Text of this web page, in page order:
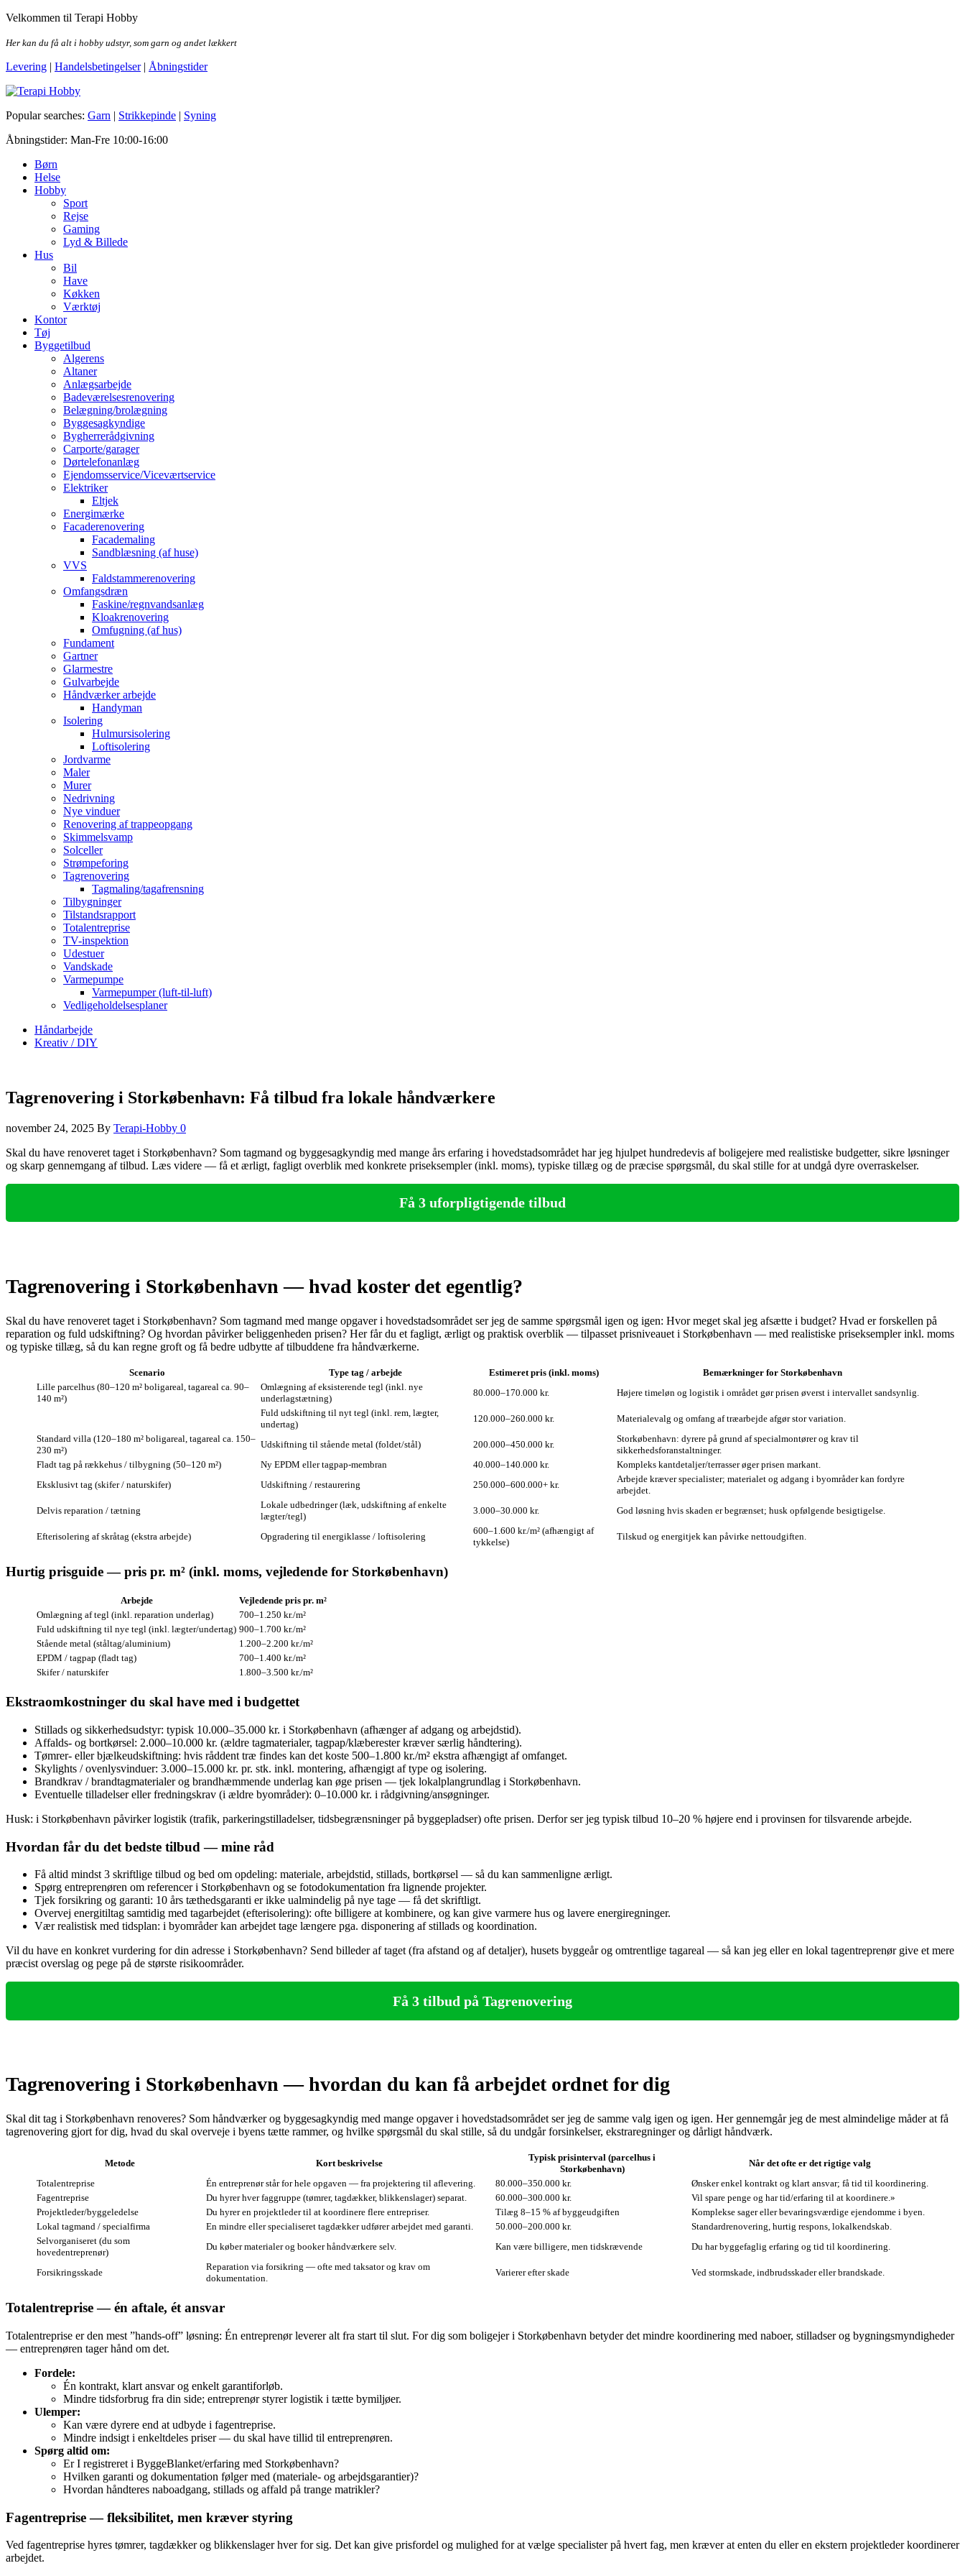
Skip
the
Velkommen til Terapi Hobby
Her kan du få alt i hobby udstyr, som garn og andet lækkert
Levering | Handelsbetingelser| Åbningstider
Terapi Hobby
Popular searches: Garn | Strikkepinde | Syning
Åbningstider: Man-Fre 10:00-16:00
Børn
Helse
Hobby
Sport
Rejse
Gaming
Lyd & Billede
Hus
Bil
Have
Køkken
Værktøj
Kontor
Tøj
Byggetilbud
Algerens
Altaner
Anlægsarbejde
Badeværelsesrenovering
Belægning/brolægning
Byggesagkyndige
Bygherrerådgivning
Carporte/garager
Dørtelefonanlæg
Ejendomsservice/Viceværtservice
Elektriker
Eltjek
Energimærke
Facaderenovering
Facademaling
Sandblæsning (af huse)
VVS
Faldstammerenovering
Omfangsdræn
Faskine/regnvandsanlæg
Kloakrenovering
Omfugning (af hus)
Fundament
Gartner
Glarmestre
Gulvarbejde
Håndværker arbejde
Handyman
Isolering
Hulmursisolering
Loftisolering
Jordvarme
Maler
Murer
Nedrivning
Nye vinduer
Renovering af trappeopgang
Skimmelsvamp
Solceller
Strømpeforing
Tagrenovering
Tagmaling/tagafrensning
Tilbygninger
Tilstandsrapport
Totalentreprise
TV-inspektion
Udestuer
Vandskade
Varmepumpe
Varmepumper (luft-til-luft)
Vedligeholdelsesplaner
Håndarbejde
Kreativ / DIY
Tagrenovering i Storkøbenhavn: Få tilbud fra lokale håndværkere
november 24, 2025 By Terapi-Hobby 0
Skal du have renoveret taget i Storkøbenhavn? Som tagmand og byggesagkyndig med mange års erfaring i hovedstadsområdet har jeg hjulpet hundredevis af boligejere med realistiske budgetter, sikre løsninger
og skarp gennemgang af tilbud. Læs videre — få et ærligt, fagligt overblik med konkrete priseksempler (inkl. moms), typiske tillæg og de præcise spørgsmål, du skal stille for at undgå dyre overraskelser.
Få 3 uforpligtigende tilbud
Tagrenovering i Storkøbenhavn — hvad koster det egentlig?
Skal du have renoveret taget i Storkøbenhavn? Som tagmand med mange opgaver i hovedstadsområdet ser jeg de samme spørgsmål igen og igen: Hvor meget skal jeg afsætte i budget? Hvad er forskellen på
reparation og fuld udskiftning? Og hvordan påvirker beliggenheden prisen? Her får du et fagligt, ærligt og praktisk overblik — tilpasset prisniveauet i Storkøbenhavn — med realistiske priseksempler inkl. moms
og typiske tillæg, så du kan regne groft og få bedre udbytte af tilbuddene fra håndværkerne.
Scenario Type tag / arbejde Estimeret pris (inkl. moms)
Bemærkninger for Storkøbenhavn
Lille parcelhus (80–120 m² boligareal, tagareal ca. 90–
140 m²)
Omlægning af eksisterende tegl (inkl. nye
underlagstætning)
80.000–170.000 kr.
Højere timeløn og logistik i området gør prisen øverst i intervallet sandsynlig.
Fuld udskiftning til nyt tegl (inkl. rem, lægter,
undertag)
120.000–260.000 kr.
Materialevalg og omfang af træarbejde afgør stor variation.
Standard villa (120–180 m² boligareal, tagareal ca. 150–
230 m²)
Udskiftning til stående metal (foldet/stål) 200.000–450.000 kr.
Storkøbenhavn: dyrere på grund af specialmontører og krav til
sikkerhedsforanstaltninger.
Fladt tag på rækkehus / tilbygning (50–120 m²)
Ny EPDM eller tagpap-membran 40.000–140.000 kr.
Kompleks kantdetaljer/terrasser øger prisen markant.
Eksklusivt tag (skifer / naturskifer)
Udskiftning / restaurering 250.000–600.000+ kr.
Arbejde kræver specialister; materialet og adgang i byområder kan fordyre
arbejdet.
Delvis reparation / tætning
Lokale udbedringer (læk, udskiftning af enkelte
lægter/tegl)
3.000–30.000 kr. God løsning hvis skaden er begrænset; husk opfølgende besigtigelse.
Efterisolering af skråtag (ekstra arbejde) Opgradering til energiklasse / loftisolering
600–1.600 kr./m² (afhængigt af
tykkelse)
Tilskud og energitjek kan påvirke nettoudgiften.
Hurtig prisguide — pris pr. m² (inkl. moms, vejledende for Storkøbenhavn)
Arbejde
Vejledende pris pr. m²
Omlægning af tegl (inkl. reparation underlag)
700–1.250 kr./m²
Fuld udskiftning til nye tegl (inkl. lægter/undertag) 900–1.700 kr./m²
Stående metal (ståltag/aluminium)
1.200–2.200 kr./m²
EPDM / tagpap (fladt tag)
700–1.400 kr./m²
Skifer / naturskifer
1.800–3.500 kr./m²
Ekstraomkostninger du skal have med i budgettet
Stillads og sikkerhedsudstyr: typisk 10.000–35.000 kr. i Storkøbenhavn (afhænger af adgang og arbejdstid).
Affalds- og bortkørsel: 2.000–10.000 kr. (ældre tagmaterialer, tagpap/klæberester kræver særlig håndtering).
Tømrer- eller bjælkeudskiftning: hvis råddent træ findes kan det koste 500–1.800 kr./m² ekstra afhængigt af omfanget.
Skylights / ovenlysvinduer: 3.000–15.000 kr. pr. stk. inkl. montering, afhængigt af type og isolering.
Brandkrav / brandtagmaterialer og brandhæmmende underlag kan øge prisen — tjek lokalplangrundlag i Storkøbenhavn.
Eventuelle tilladelser eller fredningskrav (i ældre byområder): 0–10.000 kr. i rådgivning/ansøgninger.
Husk: i Storkøbenhavn påvirker logistik (trafik, parkeringstilladelser, tidsbegrænsninger på byggepladser) ofte prisen. Derfor ser jeg typisk tilbud 10–20 % højere end i provinsen for tilsvarende arbejde.
Hvordan får du det bedste tilbud — mine råd
Få altid mindst 3 skriftlige tilbud og bed om opdeling: materiale, arbejdstid, stillads, bortkørsel — så du kan sammenligne ærligt.
Spørg entreprenøren om referencer i Storkøbenhavn og se fotodokumentation fra lignende projekter.
Tjek forsikring og garanti: 10 års tæthedsgaranti er ikke ualmindelig på nye tage — få det skriftligt.
Overvej energitiltag samtidig med tagarbejdet (efterisolering): ofte billigere at kombinere, og kan give varmere hus og lavere energiregninger.
Vær realistisk med tidsplan: i byområder kan arbejdet tage længere pga. disponering af stillads og koordination.
Vil du have en konkret vurdering for din adresse i Storkøbenhavn? Send billeder af taget (fra afstand og af detaljer), husets byggeår og omtrentlige tagareal — så kan jeg eller en lokal tagentreprenør give et mere
præcist overslag og pege på de største risikoområder.
Få 3 tilbud på Tagrenovering
Tagrenovering i Storkøbenhavn — hvordan du kan få arbejdet ordnet for dig
Skal dit tag i Storkøbenhavn renoveres? Som håndværker og byggesagkyndig med mange opgaver i hovedstadsområdet ser jeg de samme valg igen og igen. Her gennemgår jeg de mest almindelige måder at få
tagrenovering gjort for dig, hvad du skal overveje i byens tætte rammer, og hvilke spørgsmål du skal stille, så du undgår forsinkelser, ekstraregninger og dårligt håndværk.
Metode Kort beskrivelse
Typisk prisinterval (parcelhus i
Storkøbenhavn)
Når det ofte er det rigtige valg
Totalentreprise
Én entreprenør står for hele opgaven — fra projektering til aflevering. 80.000–350.000 kr.
Ønsker enkel kontrakt og klart ansvar; få tid til koordinering.
Fagentreprise
Du hyrer hver faggruppe (tømrer, tagdækker, blikkenslager) separat. 60.000–300.000 kr.
Vil spare penge og har tid/erfaring til at koordinere.»
Projektleder/byggeledelse
Du hyrer en projektleder til at koordinere flere entrepriser. Tilæg 8–15 % af byggeudgiften
Komplekse sager eller bevaringsværdige ejendomme i byen.
Lokal tagmand / specialfirma
En mindre eller specialiseret tagdækker udfører arbejdet med garanti. 50.000–200.000 kr.
Standardrenovering, hurtig respons, lokalkendskab.
Selvorganiseret (du som
hovedentreprenør)
Du køber materialer og booker håndværkere selv. Kan være billigere, men tidskrævende Du har byggefaglig erfaring og tid til koordinering.
Forsikringsskade
Reparation via forsikring — ofte med taksator og krav om
dokumentation.
Varierer efter skade Ved stormskade, indbrudsskader eller brandskade.
Totalentreprise — én aftale, ét ansvar
Totalentreprise er den mest ”hands‑off” løsning: Én entreprenør leverer alt fra start til slut. For dig som boligejer i Storkøbenhavn betyder det mindre koordinering med naboer, stilladser og bygningsmyndigheder
— entreprenøren tager hånd om det.
Fordele:
Én kontrakt, klart ansvar og enkelt garantiforløb.
Mindre tidsforbrug fra din side; entreprenør styrer logistik i tætte bymiljøer.
Ulemper:
Kan være dyrere end at udbyde i fagentreprise.
Mindre indsigt i enkeltdeles priser — du skal have tillid til entreprenøren.
Spørg altid om:
Er I registreret i ByggeBlanket/erfaring med Storkøbenhavn?
Hvilken garanti og dokumentation følger med (materiale- og arbejdsgarantier)?
Hvordan håndteres naboadgang, stillads og affald på trange matrikler?
Fagentreprise — fleksibilitet, men kræver styring
Ved fagentreprise hyres tømrer, tagdækker og blikkenslager hver for sig. Det kan give prisfordel og mulighed for at vælge specialister på hvert fag, men kræver at enten du eller en ekstern projektleder koordinerer
arbejdet.